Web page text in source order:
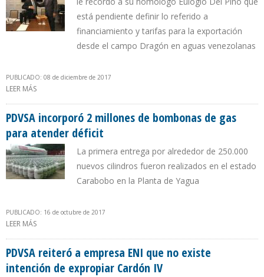
está pendiente definir lo referido a
financiamiento y tarifas para la exportación
desde el campo Dragón en aguas venezolanas
PUBLICADO: 08 de diciembre de 2017
LEER MÁS
PDVSA incorporó 2 millones de bombonas de gas
para atender déficit
La primera entrega por alrededor de 250.000
nuevos cilindros fueron realizados en el estado
Carabobo en la Planta de Yagua
PUBLICADO: 16 de octubre de 2017
LEER MÁS
PDVSA reiteró a empresa ENI que no existe
intención de expropiar Cardón IV